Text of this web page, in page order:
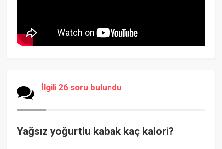
İlgili 26 soru bulundu
Yağsız yoğurtlu kabak kaç kalori?